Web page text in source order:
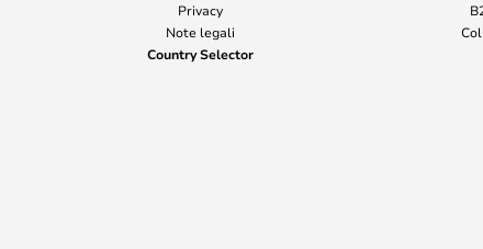
Privacy
Note legali
Country Selector